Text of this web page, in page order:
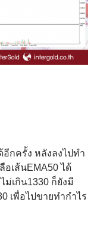
กครั้ง หลังลงไปทำ
เส้นEMA50 ได้
ม่เกิน1330 ก็ยังมี
เพื่อไปขายทำกำไร